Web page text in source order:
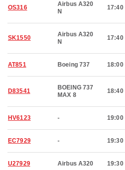
OS316
Airbus A320
N
17:40
SK1550
Airbus A320
N
17:40
AT851 Boeing 737 18:00
D83541
BOEING 737
MAX 8
18:40
HV6123 - 19:00
EC7929 - 19:30
U27929 Airbus A320 19:30